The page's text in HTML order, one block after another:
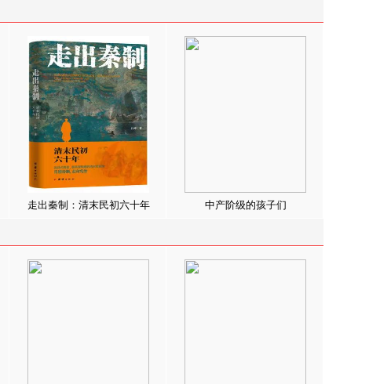
走出秦制：清末民初六十年 中产阶级的孩子们